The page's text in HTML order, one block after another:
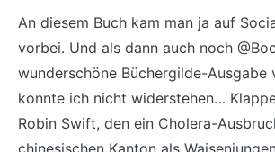
An diesem Buch kam man ja auf
vorbei. Und als dann auch noch
wunderschöne Büchergilde-Ausgabe
konnte ich nicht widerstehen…
Robin Swift, den ein Cholera-
chinesischen Kanton als